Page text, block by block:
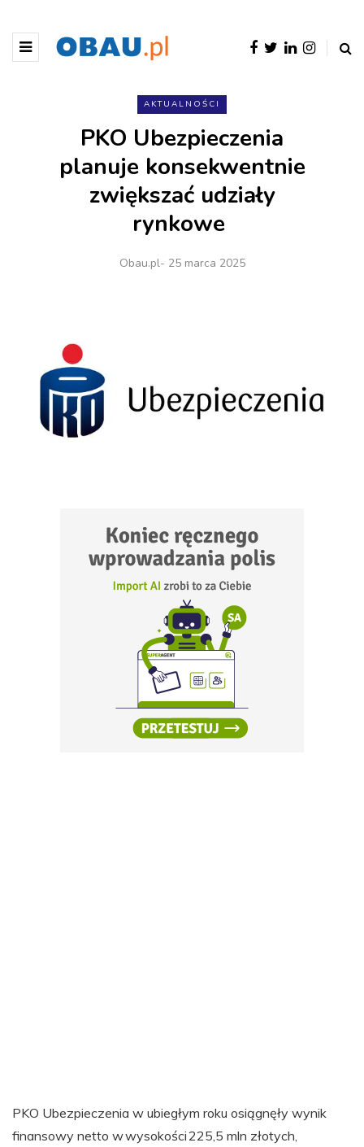
AKTUALNOŚCI
PKO Ubezpieczenia
planuje konsekwentnie
zwiększać udziały
rynkowe
Obau.pl- 25 marca 2025
PKO Ubezpieczenia w ubiegłym roku osiągnęły wynik
finansowy netto w wysokości 225,5 mln złotych,